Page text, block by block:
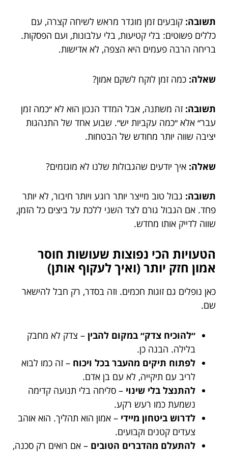
תשובה: קובעים זמן מוגדר מראש לשיחה קצרה, עם
כללים פשוטים: בלי קטיעות, בלי עלבונות, ועם הפסקות.
בריחה הרבה פעמים היא הצפה, לא אדישות.
שאלה: כמה זמן לוקח לשקם אמון?
תשובה: זה משתנה, אבל המדד הנכון הוא לא ״כמה זמן
עבר״ אלא ״כמה עקביות יש״. שבוע אחד של התנהגות
יציבה שווה יותר מחודש של הבטחות.
שאלה: איך יודעים שהגבולות שלנו לא מוגזמים?
תשובה: גבול טוב מייצר יותר רוגע ויותר חיבור, לא יותר
פחד. אם הגבול גורם לצד השני ללכת על ביצים כל הזמן,
שווה לדייק אותו מחדש.
הטעויות הכי נפוצות שעושות חוסר
אמון חזק יותר (ואיך לעקוף אותן)
כאן נופלים גם זוגות חכמים. וזה בסדר, רק חבל להישאר
שם.
״להוכיח צדק״ במקום להבין – צדק לא מחבק
בלילה. הבנה כן.
לפתוח תיקים מהעבר בכל ויכוח – זה כמו לבוא
לריב עם תיקייה, לא עם בן אדם.
להתנצל בלי שינוי – סליחה בלי תנועה קדימה
נשמעת כמו רעש רקע.
לדרוש ביטחון מיידי – אמון הוא תהליך. הוא אוהב
צעדים קטנים וקבועים.
להתעלם מהדברים הטובים – אם רואים רק סכנה,